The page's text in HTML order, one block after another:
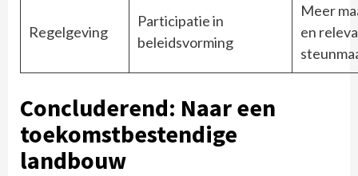
Regelgeving
Participatie in
beleidsvorming
Meer
en
Concluderend: Naar een
toekomstbestendige
landbouw